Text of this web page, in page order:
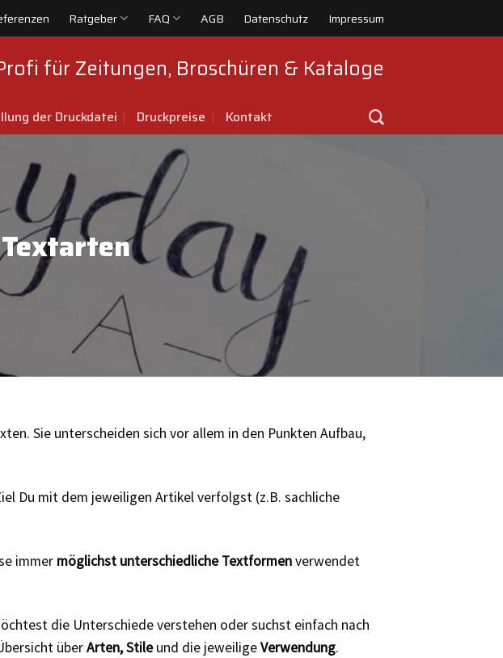
Ratgeber FAQ AGB Datenschutz Impressum
für Zeitungen, Broschüren & Kataloge
der Druckdatei Druckpreise Kontakt
Sie unterscheiden sich vor allem in den Punkten Aufbau,
Du mit dem jeweiligen Artikel verfolgst (z.B. sachliche
immer möglichst unterschiedliche Textformenverwendet
die Unterschiede verstehen oder suchst einfach nach
überArten, Stileund die jeweiligeVerwendung.